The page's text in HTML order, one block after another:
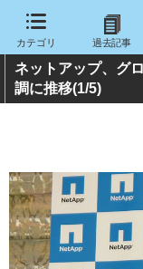
カテゴリ 過去記事
ネットアップ、グ
調に推移(1/5)